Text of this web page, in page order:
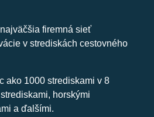
firemná sieť
v strediskách cestovného
ako 1000 strediskami v 8
horskými
a ďalšími.